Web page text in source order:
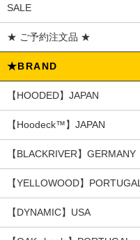
SALE
★ ご予約注文品 ★
★BRAND
【HOODED】JAPAN
【Hoodeck™️】JAPAN
【BLACKRIVER】GERMANY
【YELLOWOOD】PORTUGAL
【DYNAMIC】USA